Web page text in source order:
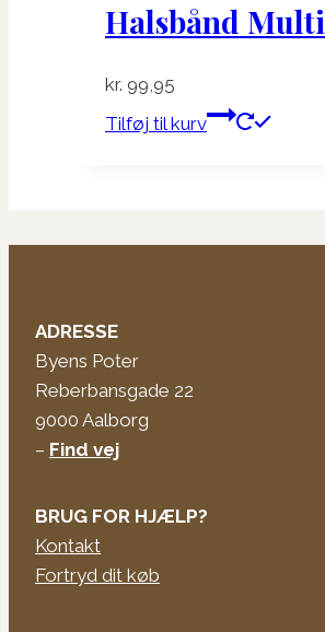
Halsbånd Multi
kr. 99,95
Tilføj til kurv
ADRESSE
Byens Poter
Reberbansgade 22
9000 Aalborg
– Find vej
BRUG FOR HJÆLP?
Kontakt
Fortryd dit køb